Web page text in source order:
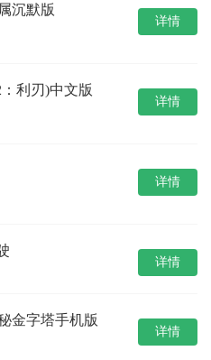
沉默版
详情
利刃)中文版
详情
详情
详情
金字塔手机版
详情